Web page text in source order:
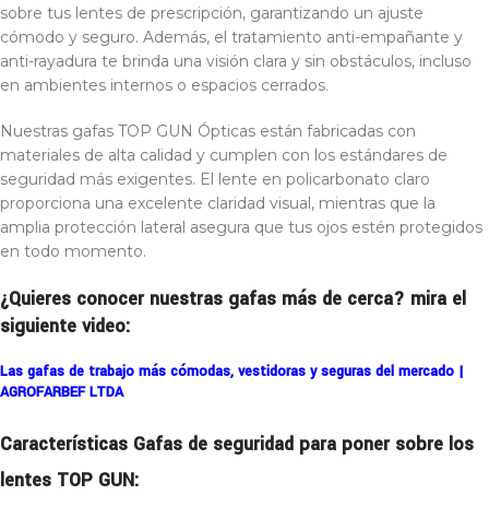
sobre tus lentes de prescripción, garantizando un ajuste
cómodo y seguro. Además, el tratamiento anti-empañante y
anti-rayadura te brinda una visión clara y sin obstáculos, incluso
en ambientes internos o espacios cerrados.
Nuestras gafas TOP GUN Ópticas están fabricadas con
materiales de alta calidad y cumplen con los estándares de
seguridad más exigentes. El lente en policarbonato claro
proporciona una excelente claridad visual, mientras que la
amplia protección lateral asegura que tus ojos estén protegidos
en todo momento.
¿Quieres conocer nuestras gafas más de cerca? mira el
siguiente video:
Las gafas de trabajo más cómodas, vestidoras y seguras del mercado |
AGROFARBEF LTDA
Características Gafas de seguridad para poner sobre los
lentes TOP GUN: